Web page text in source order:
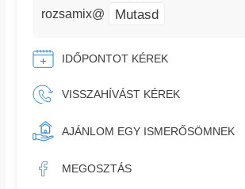
rozsamix@ Mutasd
IDŐPONTOT KÉREK
VISSZAHÍVÁST KÉREK
AJÁNLOM EGY ISMERŐSÖMNEK
MEGOSZTÁS